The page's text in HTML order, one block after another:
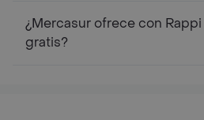
¿Mercasur ofrece con Rappi
gratis?